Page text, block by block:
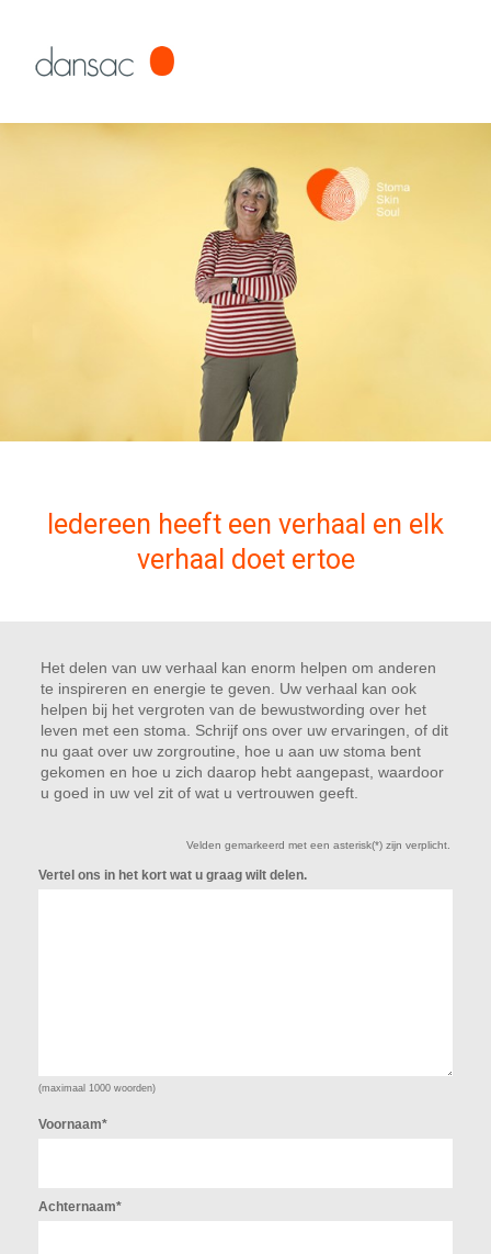
Iedereen heeft een verhaal en elk
verhaal doet ertoe
Het delen van uw verhaal kan enorm helpen om anderen
te inspireren en energie te geven. Uw verhaal kan ook
helpen bij het vergroten van de bewustwording over het
leven met een stoma. Schrijf ons over uw ervaringen, of dit
nu gaat over uw zorgroutine, hoe u aan uw stoma bent
gekomen en hoe u zich daarop hebt aangepast, waardoor
u goed in uw vel zit of wat u vertrouwen geeft.
Velden gemarkeerd met een asterisk(*) zijn verplicht.
Vertel ons in het kort wat u graag wilt delen.
(maximaal 1000 woorden)
Voornaam*
Achternaam*